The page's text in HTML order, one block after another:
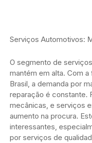
Serviços Automotivos:
O segmento de
mantém em alta. Com
Brasil, a demanda por
reparação é constante.
mecânicas, e serviços
aumento na procura.
interessantes,
por serviços de